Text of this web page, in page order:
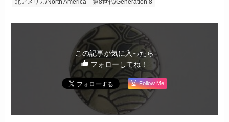
この記事が気に入ったら
フォローしてね！
Follow Me